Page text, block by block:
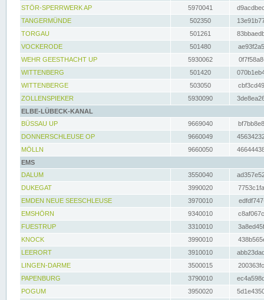
STÖR-SPERRWERK AP 5970041
TANGERMÜNDE
502350
TORGAU
501261
VOCKERODE
501480
WEHR GEESTHACHT UP
5930062
WITTENBERG
501420
WITTENBERGE
503050
ZOLLENSPIEKER
5930090
ELBE-LÜBECK-KANAL
BÜSSAU UP
9669040
DONNERSCHLEUSE OP
9660049
MÖLLN
9660050
EMS
DALUM
3550040
DUKEGAT
3990020
EMDEN NEUE SEESCHLEUSE
3970010
EMSHÖRN
9340010
FUESTRUP
3310010
KNOCK
3990010
LEERORT
3910010
LINGEN-DARME
3500015
PAPENBURG
3790010
POGUM
3950020